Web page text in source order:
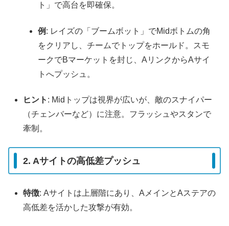
ト」で高台を即確保。
例 : レイズの「ブームボット」でMidボトムの角
をクリアし、チームでトップをホールド。スモ
ークでBマーケットを封じ、AリンクからAサイ
トへプッシュ。
ヒント : Midトップは視界が広いが、敵のスナイパー
（チェンバーなど）に注意。フラッシュやスタンで
牽制。
2. Aサイトの高低差プッシュ
特徴: Aサイトは上層階にあり、AメインとAステアの
高低差を活かした攻撃が有効。